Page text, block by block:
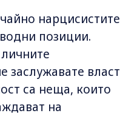
нарцисистите
позиции.
заслужавате власт
са неща, които
на